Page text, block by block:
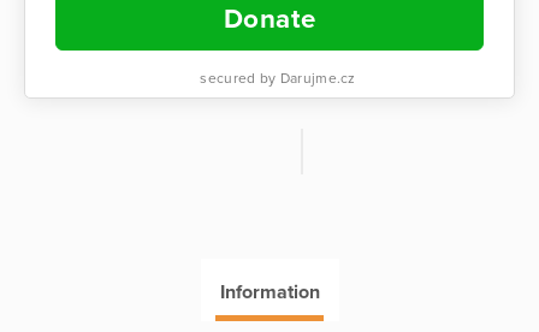
Donate
secured by Darujme.cz
Information